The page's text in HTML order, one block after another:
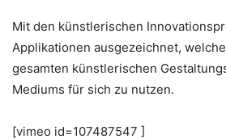
Mit den künstlerischen
Applikationen ausgezeichnet,
gesamten künstlerischen
Mediums für sich zu nutzen.
[vimeo id=107487547 ]